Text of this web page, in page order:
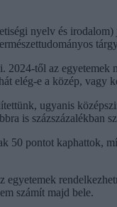
nyelv és irodalom)
től az
elég-e a közép, vagy
ugyanis
is százszázalékban
50 pontot kaphattok,
egyetemek
számít majd bele.